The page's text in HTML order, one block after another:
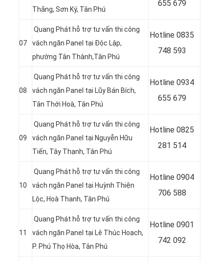
Thắng, Sơn Ký, Tân Phú
655 679
07
Quang Phát hỗ trợ tư vấn thi công
vách ngăn Panel tại Độc Lập,
phường Tân Thành,Tân Phú
Hotline 0835
748 593
08
Quang Phát hỗ trợ tư vấn thi công
vách ngăn Panel tại Lũy Bán Bích,
Tân Thới Hoà, Tân Phú
Hotline 0934
655 679
09
Quang Phát hỗ trợ tư vấn thi công
vách ngăn Panel tại Nguyễn Hữu
Tiến, Tây Thạnh, Tân Phú
Hotline 0825
281 514
10
Quang Phát hỗ trợ tư vấn thi công
vách ngăn Panel tại Huỳnh Thiện
Lộc, Hoà Thanh, Tân Phú
Hotline 0904
706 588
11
Quang Phát hỗ trợ tư vấn thi công
vách ngăn Panel tại Lê Thúc Hoạch,
P. Phú Thọ Hòa, Tân Phú
Hotline 0901
742 092